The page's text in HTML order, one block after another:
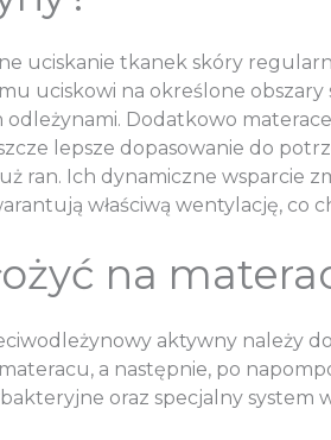
uciskanie tkanek skóry
uciskowi na określone
odleżynami. Dodatkowo
lepsze dopasowanie do
ran. Ich dynamiczne wsparcie
właściwą wentylację, co
na
aktywny należy
a następnie, po
oraz specjalny system